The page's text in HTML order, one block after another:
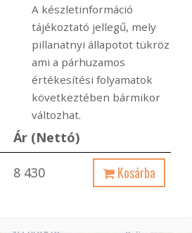
A készletinformáció
tájékoztató jellegű, mely
pillanatnyi állapotot tükröz
ami a párhuzamos
értékesítési folyamatok
következtében bármikor
változhat.
Ár (Nettó)
8 430 Kosárba